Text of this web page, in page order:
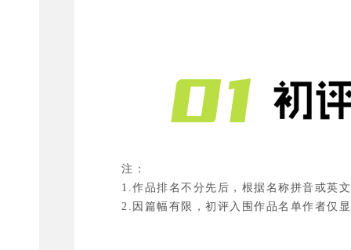
注：
1.作品排名不分先后，根据名称拼音或英
2.因篇幅有限，初评入围作品名单作者仅